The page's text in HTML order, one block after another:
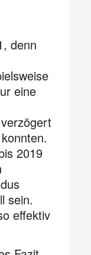
denn
eine
2019
sein.
effektiv